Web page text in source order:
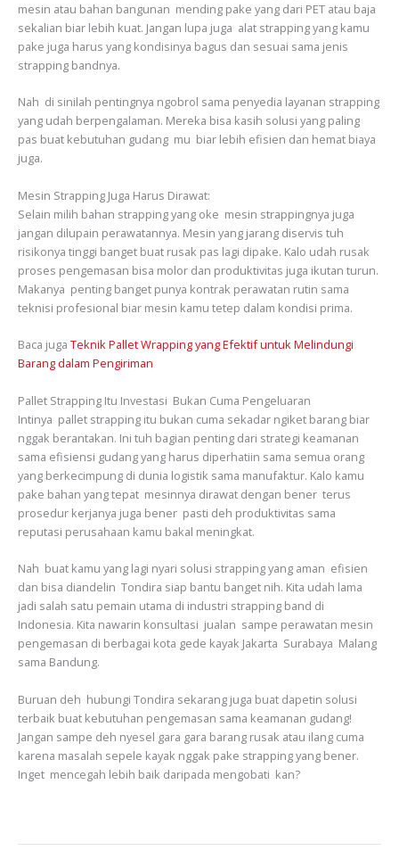
mesin atau bahan bangunan mending pake yang dari PET atau baja
sekalian biar lebih kuat. Jangan lupa juga alat strapping yang kamu
pake juga harus yang kondisinya bagus dan sesuai sama jenis
strapping bandnya.
Nah di sinilah pentingnya ngobrol sama penyedia layanan strapping
yang udah berpengalaman. Mereka bisa kasih solusi yang paling
pas buat kebutuhan gudang mu biar lebih efisien dan hemat biaya
juga.
Mesin Strapping Juga Harus Dirawat:
Selain milih bahan strapping yang oke mesin strappingnya juga
jangan dilupain perawatannya. Mesin yang jarang diservis tuh
risikonya tinggi banget buat rusak pas lagi dipake. Kalo udah rusak
proses pengemasan bisa molor dan produktivitas juga ikutan turun.
Makanya penting banget punya kontrak perawatan rutin sama
teknisi profesional biar mesin kamu tetep dalam kondisi prima.
Baca juga Teknik Pallet Wrapping yang Efektif untuk Melindungi
Barang dalam Pengiriman
Pallet Strapping Itu Investasi Bukan Cuma Pengeluaran
Intinya pallet strapping itu bukan cuma sekadar ngiket barang biar
nggak berantakan. Ini tuh bagian penting dari strategi keamanan
sama efisiensi gudang yang harus diperhatiin sama semua orang
yang berkecimpung di dunia logistik sama manufaktur. Kalo kamu
pake bahan yang tepat mesinnya dirawat dengan bener terus
prosedur kerjanya juga bener pasti deh produktivitas sama
reputasi perusahaan kamu bakal meningkat.
Nah buat kamu yang lagi nyari solusi strapping yang aman efisien
dan bisa diandelin Tondira siap bantu banget nih. Kita udah lama
jadi salah satu pemain utama di industri strapping band di
Indonesia. Kita nawarin konsultasi jualan sampe perawatan mesin
pengemasan di berbagai kota gede kayak Jakarta Surabaya Malang
sama Bandung.
Buruan deh hubungi Tondira sekarang juga buat dapetin solusi
terbaik buat kebutuhan pengemasan sama keamanan gudang!
Jangan sampe deh nyesel gara gara barang rusak atau ilang cuma
karena masalah sepele kayak nggak pake strapping yang bener.
Inget mencegah lebih baik daripada mengobati kan?